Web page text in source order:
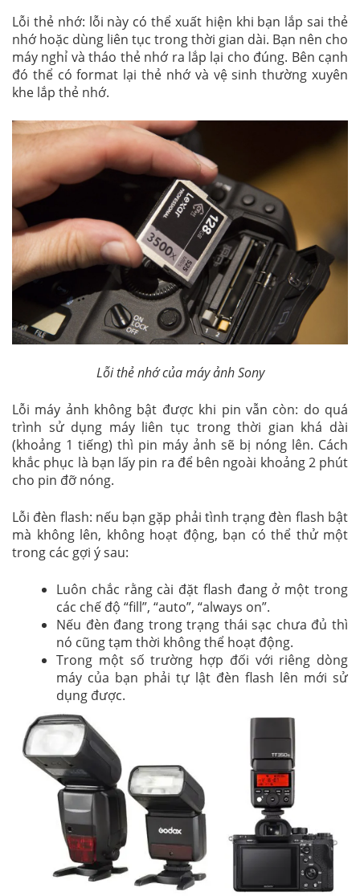
Lỗi thẻ nhớ: lỗi này có thể xuất hiện khi bạn lắp sai thẻ
nhớ hoặc dùng liên tục trong thời gian dài. Bạn nên cho
máy nghỉ và tháo thẻ nhớ ra lắp lại cho đúng. Bên cạnh
đó thể có format lại thẻ nhớ và vệ sinh thường xuyên
khe lắp thẻ nhớ.
Lỗi thẻ nhớ của máy ảnh Sony
Lỗi máy ảnh không bật được khi pin vẫn còn: do quá
trình sử dụng máy liên tục trong thời gian khá dài
(khoảng 1 tiếng) thì pin máy ảnh sẽ bị nóng lên. Cách
khắc phục là bạn lấy pin ra để bên ngoài khoảng 2 phút
cho pin đỡ nóng.
Lỗi đèn flash: nếu bạn gặp phải tình trạng đèn flash bật
mà không lên, không hoạt động, bạn có thể thử một
trong các gợi ý sau:
Luôn chắc rằng cài đặt flash đang ở một trong
các chế độ “fill”, “auto”, “always on”.
Nếu đèn đang trong trạng thái sạc chưa đủ thì
nó cũng tạm thời không thể hoạt động.
Trong một số trường hợp đối với riêng dòng
máy của bạn phải tự lật đèn flash lên mới sử
dụng được.